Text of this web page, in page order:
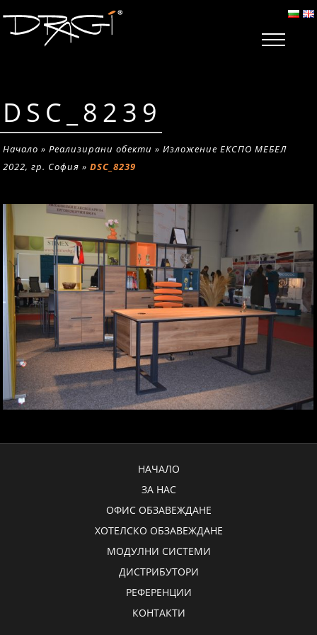
DSC_8239
Начало »Реализирани обекти »Изложение ЕКСПО МЕБЕЛ
2022, гр. София »DSC_8239
НАЧАЛО
ЗА НАС
ОФИС ОБЗАВЕЖДАНЕ
ХОТЕЛСКО ОБЗАВЕЖДАНЕ
МОДУЛНИ СИСТЕМИ
ДИСТРИБУТОРИ
РЕФЕРЕНЦИИ
КОНТАКТИ